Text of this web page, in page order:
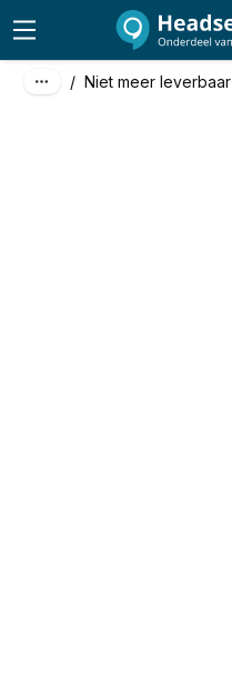
/ Niet meer leverbaar